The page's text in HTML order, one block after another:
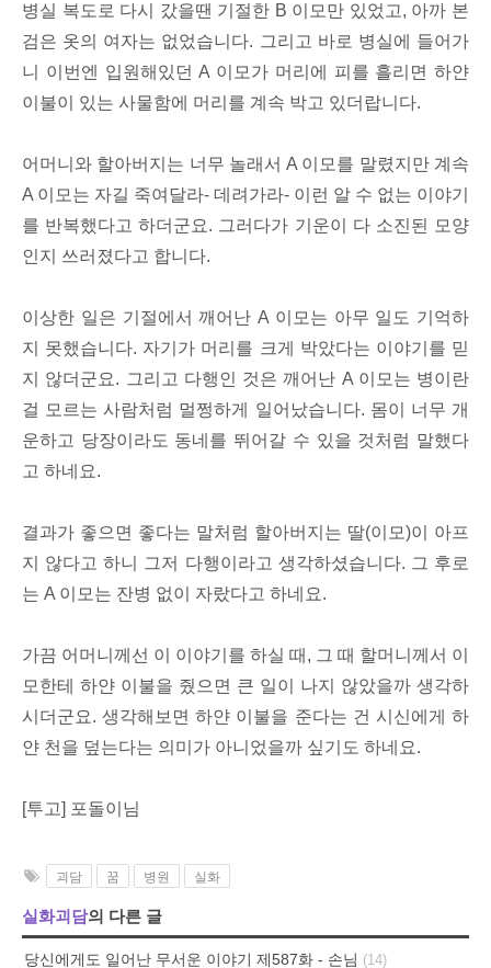
병실 복도로 다시 갔을땐 기절한 B 이모만 있었고, 아까 본
검은 옷의 여자는 없었습니다. 그리고 바로 병실에 들어가
니 이번엔 입원해있던 A 이모가 머리에 피를 흘리면 하얀
이불이 있는 사물함에 머리를 계속 박고 있더랍니다.
어머니와 할아버지는 너무 놀래서 A 이모를 말렸지만 계속
A 이모는 자길 죽여달라- 데려가라- 이런 알 수 없는 이야기
를 반복했다고 하더군요. 그러다가 기운이 다 소진된 모양
인지 쓰러졌다고 합니다.
이상한 일은 기절에서 깨어난 A 이모는 아무 일도 기억하
지 못했습니다. 자기가 머리를 크게 박았다는 이야기를 믿
지 않더군요. 그리고 다행인 것은 깨어난 A 이모는 병이란
걸 모르는 사람처럼 멀쩡하게 일어났습니다. 몸이 너무 개
운하고 당장이라도 동네를 뛰어갈 수 있을 것처럼 말했다
고 하네요.
결과가 좋으면 좋다는 말처럼 할아버지는 딸(이모)이 아프
지 않다고 하니 그저 다행이라고 생각하셨습니다. 그 후로
는 A 이모는 잔병 없이 자랐다고 하네요.
가끔 어머니께선 이 이야기를 하실 때, 그 때 할머니께서 이
모한테 하얀 이불을 줬으면 큰 일이 나지 않았을까 생각하
시더군요. 생각해보면 하얀 이불을 준다는 건 시신에게 하
얀 천을 덮는다는 의미가 아니었을까 싶기도 하네요.
[투고] 포돌이님
괴담 꿈 병원 실화
실화괴담의 다른 글
당신에게도 일어난 무서운 이야기 제587화 - 손님 (14)